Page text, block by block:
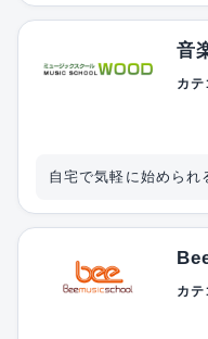
音
カテ
自宅で気軽に始められ
カテ